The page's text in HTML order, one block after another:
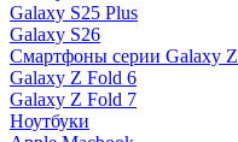
Galaxy S25 Plus
Galaxy S26
Смартфоны серии Galaxy Z
Galaxy Z Fold 6
Galaxy Z Fold 7
Ноутбуки